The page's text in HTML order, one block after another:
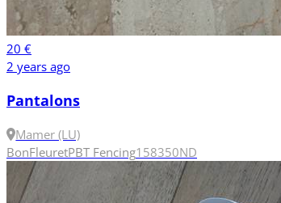
20 €
2 years ago
Pantalons
Mamer (LU)
BonFleuretPBT Fencing158350ND